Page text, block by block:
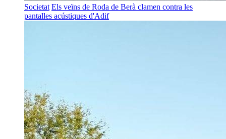
Societat Els veïns de Roda de Berà clamen contra les
pantalles acústiques d'Adif